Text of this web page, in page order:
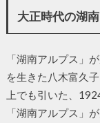
大正時代の湖
「湖南アルプス」
を生きた八木富久
上でも引いた、
「湖南アルプス」